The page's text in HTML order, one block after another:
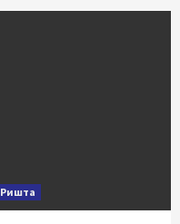
Ришта